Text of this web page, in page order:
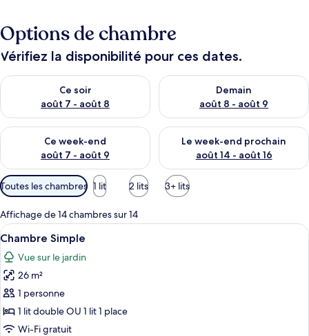
Options de chambre
Vérifiez la disponibilité pour ces dates.
Ce soir
août 7 - août 8
Vérifier la disponibilité pour ce soir août 7 - août 8
Demain
août 8 - août 9
Vérifier la disponibilité pour
Ce week-end
août 7 - août 9
Vérifier la disponibilité pour ce week-end août 7 - août 9
Le week-end prochain
août 14 - août 16
Vérifier la disponibilité pour
Filtres
disponibles
pour
les
chambres
Toutes les chambres 1 lit 2 lits 3+ lits
Affichage de 14 chambres sur 14
Afficher
toutes
les
photos
pour
ce
type
Une chambre d’hôtel avec un lit, un
7
Chambre Simple
Vue sur le jardin
26 m²
1 personne
1 lit double OU 1 lit 1 place
Wi-Fi gratuit